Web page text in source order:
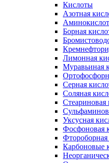
Кислоты
Азотная
Борная
Лимонная
Муравьиная
Серная
Соляная
Стеариновая
Уксусная
Фосфоновая
Фтороборная
Карбоновые